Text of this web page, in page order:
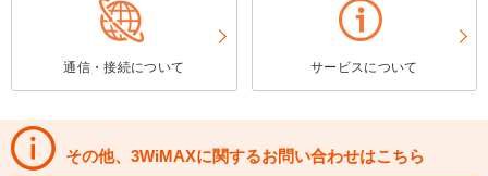
通信・接続について サービスについて
その他、3WiMAXに関するお問い合わせはこちら